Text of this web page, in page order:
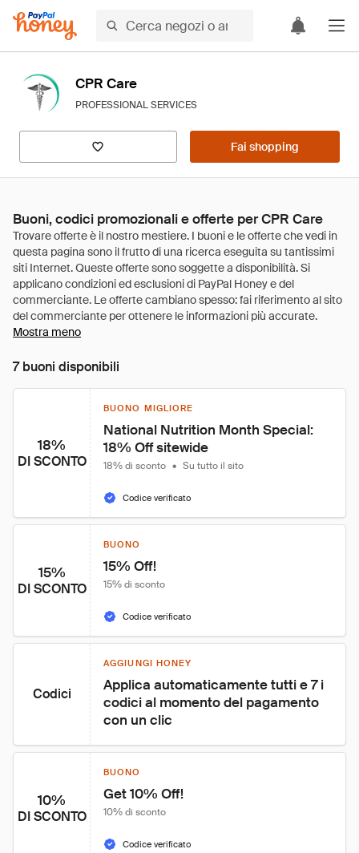
CPR Care
PROFESSIONAL SERVICES
Fai shopping
Buoni, codici promozionali e offerte per CPR Care
Mostra meno
7 buoni disponibili
18%
DI SCONTO
BUONO MIGLIORE
National Nutrition Month Special:
18% Off sitewide
18% di sconto • Su tutto il sito
Codice verificato
15%
DI SCONTO
BUONO
15% Off!
15% di sconto
Codice verificato
Codici
AGGIUNGI HONEY
Applica automaticamente tutti e 7 i
codici al momento del pagamento
con un clic
10%
DI SCONTO
BUONO
Get 10% Off!
10% di sconto
Codice verificato